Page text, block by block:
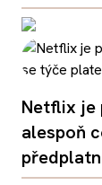
Netflix je
alespoň